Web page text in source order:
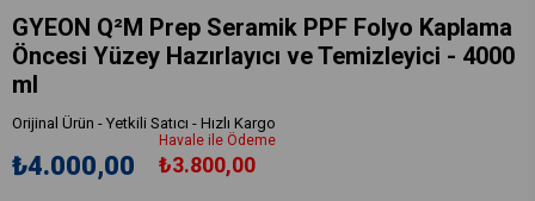
GYEON Q²M Prep Seramik PPF Folyo Kaplama
Öncesi Yüzey Hazırlayıcı ve Temizleyici - 4000
ml
Orijinal Ürün - Yetkili Satıcı - Hızlı Kargo
₺4.000,00
Havale ile Ödeme
₺3.800,00